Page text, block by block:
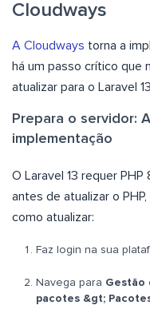
Cloudways
A Cloudways torna a
há um passo crítico que
atualizar para o Laravel
Prepara o servidor:
implementação
O Laravel 13 requer
antes de atualizar o
como atualizar:
Faz login na sua
Navega para Gestão
pacotes &gt;